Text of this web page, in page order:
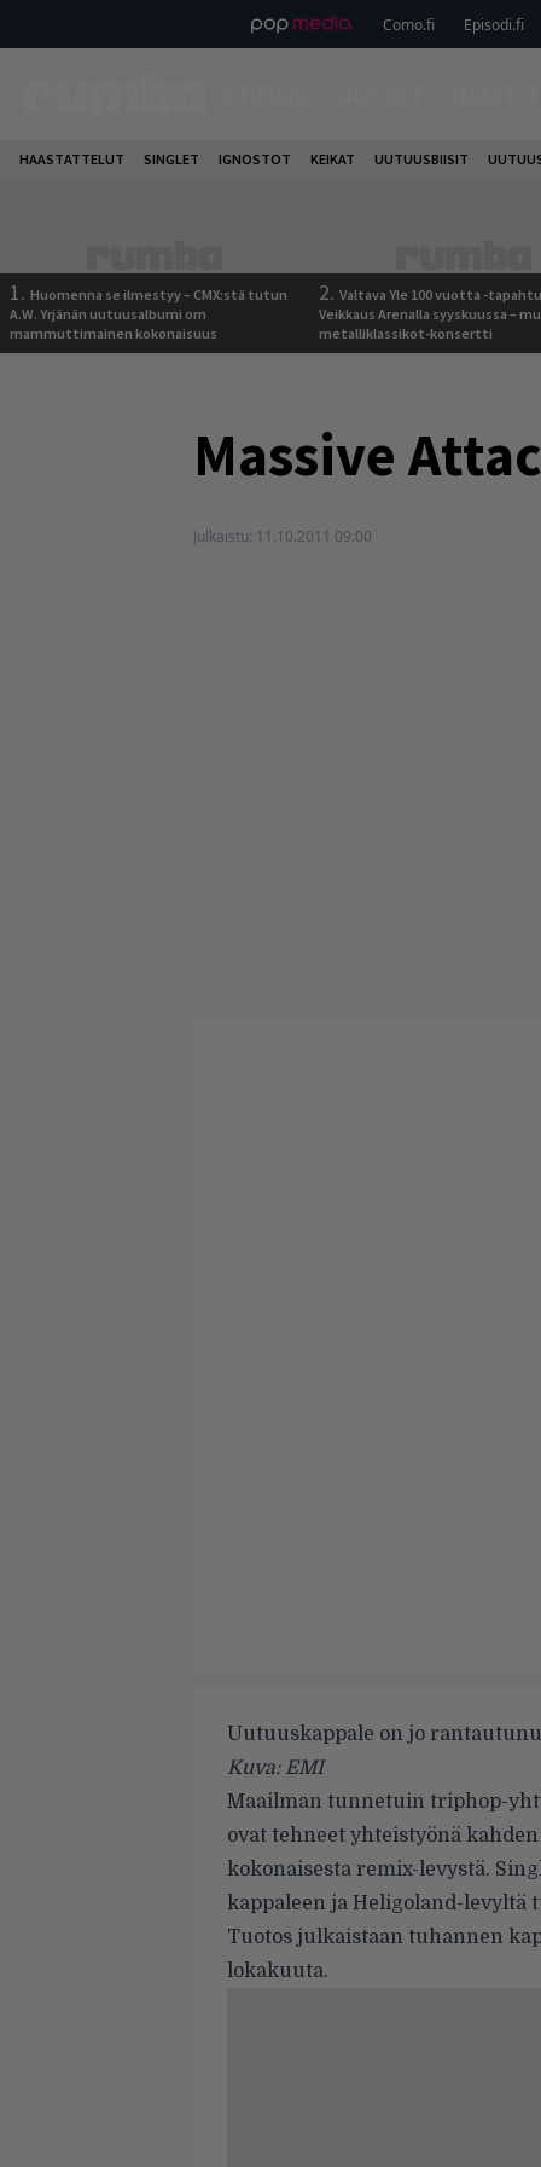
Como.fi Episodi.fi
HAASTATTELUT SINGLET IGNOSTOT KEIKAT UUTUUSBIISIT
1. Huomenna se ilmestyy – CMX:stä tutun
A.W. Yrjänän uutuusalbumi om
mammuttimainen kokonaisuus
2. Valtava Yle 100 vuotta -
Veikkaus Arenalla syyskuussa –
metalliklassikot-konsertti
Massive
Julkaistu: 11.10.2011 09:00
Uutuuskappale on jo
Kuva: EMI
Maailman tunnetuin triphop-
ovat tehneet yhteistyönä
kokonaisesta remix-levystä.
kappaleen ja Heligoland-levyltä
Tuotos julkaistaan tuhannen
lokakuuta.